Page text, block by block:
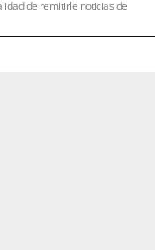
de remitirle noticias de